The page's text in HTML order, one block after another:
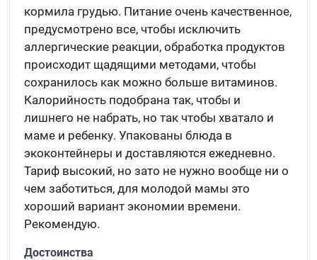
кормила грудью. Питание очень качественное,
предусмотрено все, чтобы исключить
аллергические реакции, обработка продуктов
происходит щадящими методами, чтобы
сохранилось как можно больше витаминов.
Калорийность подобрана так, чтобы и
лишнего не набрать, но так чтобы хватало и
маме и ребенку. Упакованы блюда в
экоконтейнеры и доставляются ежедневно.
Тариф высокий, но зато не нужно вообще ни о
чем заботиться, для молодой мамы это
хороший вариант экономии времени.
Рекомендую.
Достоинства